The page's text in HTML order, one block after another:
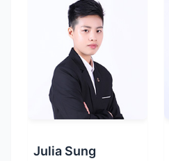
Julia Sung